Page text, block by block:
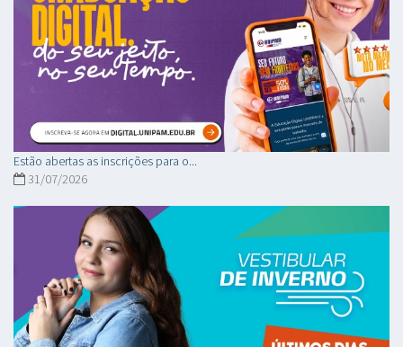
Estão abertas as inscrições para o...
31/07/2026